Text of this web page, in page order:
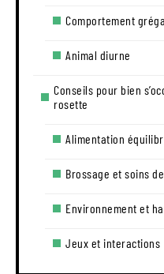
Comportement
Animal diurne
Conseils pour bien
rosette
Alimentation
Brossage et soins
Environnement et
Jeux et interactions